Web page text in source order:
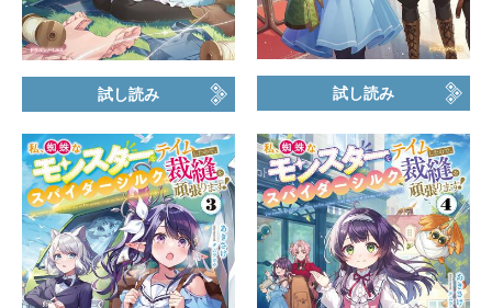
試し読み 試し読み